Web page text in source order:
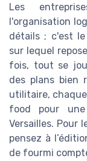
Les
l'organisation
détails ; c'est
sur lequel
fois, tout se
des plans bien
utilitaire,
food pour
Versailles. Pour
pensez à
de fourmi